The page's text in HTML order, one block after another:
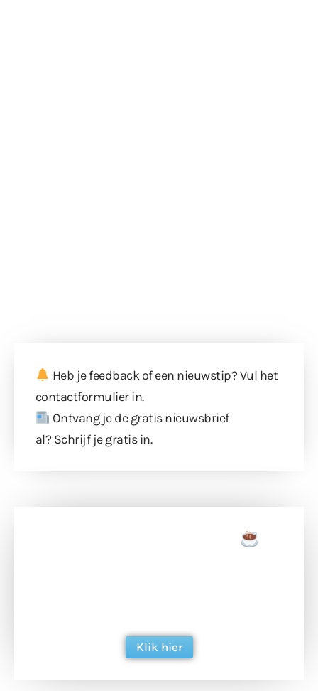
Heb je feedback of een nieuwstip? Vul het
contactformulierin.
Ontvang je de gratis nieuwsbrief
al? Schrijf je gratis in.
Klik hier